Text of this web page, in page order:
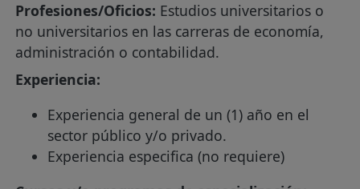
Profesiones/Oficios: Estudios universitarios o
no universitarios en las carreras de economía,
administración o contabilidad.
Experiencia:
Experiencia general de un (1) año en el
sector público y/o privado.
Experiencia especifica (no requiere)